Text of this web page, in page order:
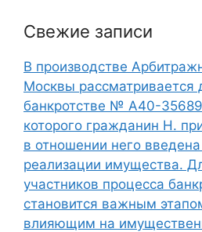
Свежие записи
В производстве
Москвы рассматривается
банкротстве № А40-
которого гражданин Н.
в отношении него
реализации имущества.
участников процесса
становится важным
влияющим на